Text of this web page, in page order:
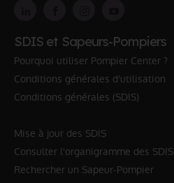
SDIS et Sapeurs-Pompiers
Pourquoi utiliser Pompier Center ?
Conditions générales d'utilisation
Conditions générales (SDIS)
Mise à jour des SDIS
Consulter l'organigramme des SDIS
Rechercher un Sapeur-Pompier